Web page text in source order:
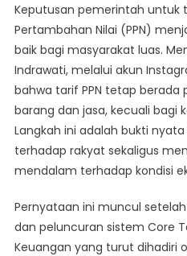
Kenaikan
PPN
12
Persen
Keputusan pemerintah untuk
Pertambahan Nilai (PPN)
baik bagi masyarakat luas.
Indrawati, melalui akun
bahwa tarif PPN tetap berada
barang dan jasa, kecuali bagi
Langkah ini adalah bukti
terhadap rakyat sekaligus
mendalam terhadap kondisi
Pernyataan ini muncul setelah
dan peluncuran sistem Core
Keuangan yang turut dihadiri